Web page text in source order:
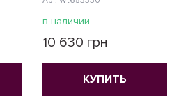
в наличии
10 630 грн
КУПИТЬ